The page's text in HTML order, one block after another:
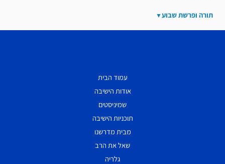
תורה ופרשת שבוע
עמוד הבית
אודות הישיבה
שמיניסטים
תוכניות הישיבה
מבית מדרשנו
שאל את הרב
גלריה